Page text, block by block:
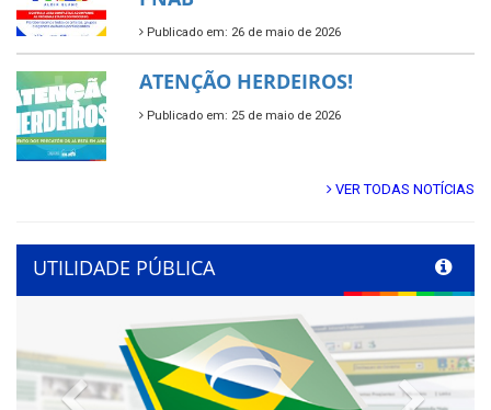
Publicado em: 26 de maio de 2026
ATENÇÃO HERDEIROS!
Publicado em: 25 de maio de 2026
VER TODAS NOTÍCIAS
UTILIDADE PÚBLICA
Previous Next